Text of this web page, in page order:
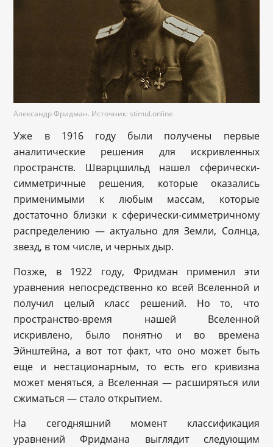
Александр Фридман. Источник: stimul.online
Уже в 1916 году были получены первые
аналитические решения для искривленных
пространств. Шварцшильд нашел сферически-
симметричные решения, которые оказались
применимыми к любым массам, которые
достаточно близки к сферически-симметричному
распределению — актуально для Земли, Солнца,
звезд, в том числе, и черных дыр.
Позже, в 1922 году, Фридман применил эти
уравнения непосредственно ко всей Вселенной и
получил целый класс решений. Но то, что
пространство-время нашей Вселенной
искривлено, было понятно и во времена
Эйнштейна, а вот тот факт, что оно может быть
еще и нестационарным, то есть его кривизна
может меняться, а Вселенная — расширяться или
сжиматься — стало открытием.
На сегодняшний момент классификация
уравнений Фридмана выглядит следующим